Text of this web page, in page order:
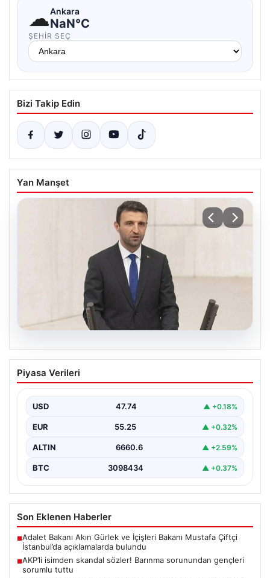
☁Ankara
NaN°C
ŞEHIR SEÇ
Bizi Takip Edin
Yan Manşet
07.08.2026
AKP’li isimden skandal sözler! Barınma
sorunundan gençleri sorumlu tuttu
Sorunu ve Gençlerin Sorumluluğu Üzerine Tartışmalar",
"content":…
Piyasa Verileri
USD 47.74 ▲ +0.18%
EUR 55.25 ▲ +0.32%
ALTIN 6660.6 ▲ +2.59%
BTC 3098434 ▲ +0.37%
Son Eklenen Haberler
■Adalet Bakanı Akın Gürlek ve İçişleri Bakanı Mustafa Çiftçi
İstanbul’da açıklamalarda bulundu
■AKP’li isimden skandal sözler! Barınma sorunundan gençleri
sorumlu tuttu